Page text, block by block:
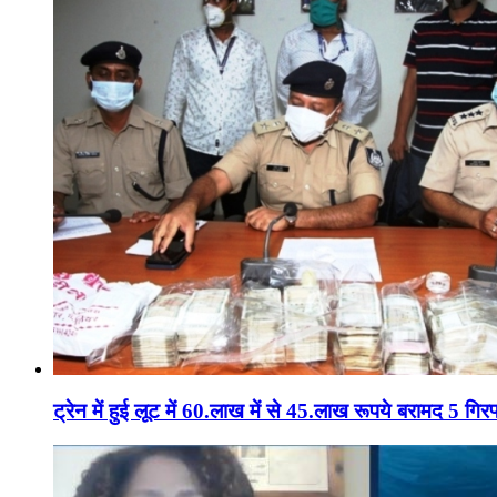
ट्रेन में हुई लूट में 60.लाख में से 45.लाख रूपये बरामद 5